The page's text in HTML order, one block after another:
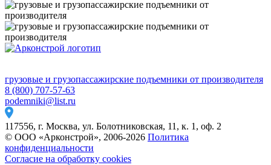
грузовые и грузопассажирские подъемники от производителя
8 (800) 707-57-63
podemniki@list.ru
117556, г. Москва, ул. Болотниковская, 11, к. 1, оф. 2
© ООО «Арконстрой», 2006-2026 Политика
конфиденциальности
Согласие на обработку cookies